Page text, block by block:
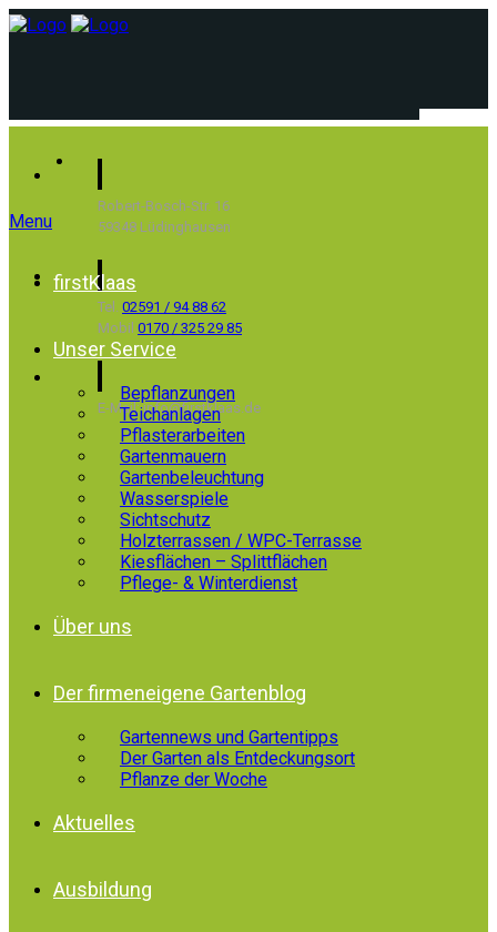
Robert-Bosch-Str. 16
59348 Lüdinghausen
Tel. 02591 / 94 88 62
Mobil 0170 / 325 29 85
E-Mail: info@firstklaas.de
Menu
firstKlaas
Unser Service
Bepflanzungen
Teichanlagen
Pflasterarbeiten
Gartenmauern
Gartenbeleuchtung
Wasserspiele
Sichtschutz
Holzterrassen / WPC-Terrasse
Kiesflächen – Splittflächen
Pflege- & Winterdienst
Über uns
Der firmeneigene Gartenblog
Gartennews und Gartentipps
Der Garten als Entdeckungsort
Pflanze der Woche
Aktuelles
Ausbildung